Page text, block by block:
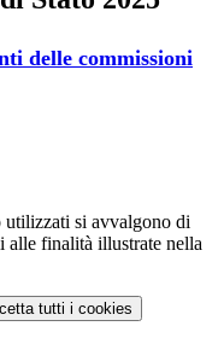
delle commissioni
utilizzati si avvalgono di
alle finalità illustrate nella
tutti i cookies